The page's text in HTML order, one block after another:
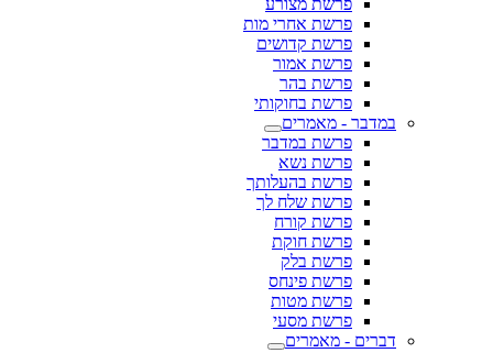
פרשת מצורע
פרשת אחרי מות
פרשת קדושים
פרשת אמור
פרשת בהר
פרשת בחוקותי
במדבר - מאמרים
פרשת במדבר
פרשת נשא
פרשת בהעלותך
פרשת שלח לך
פרשת קורח
פרשת חוקת
פרשת בלק
פרשת פינחס
פרשת מטות
פרשת מסעי
דברים - מאמרים